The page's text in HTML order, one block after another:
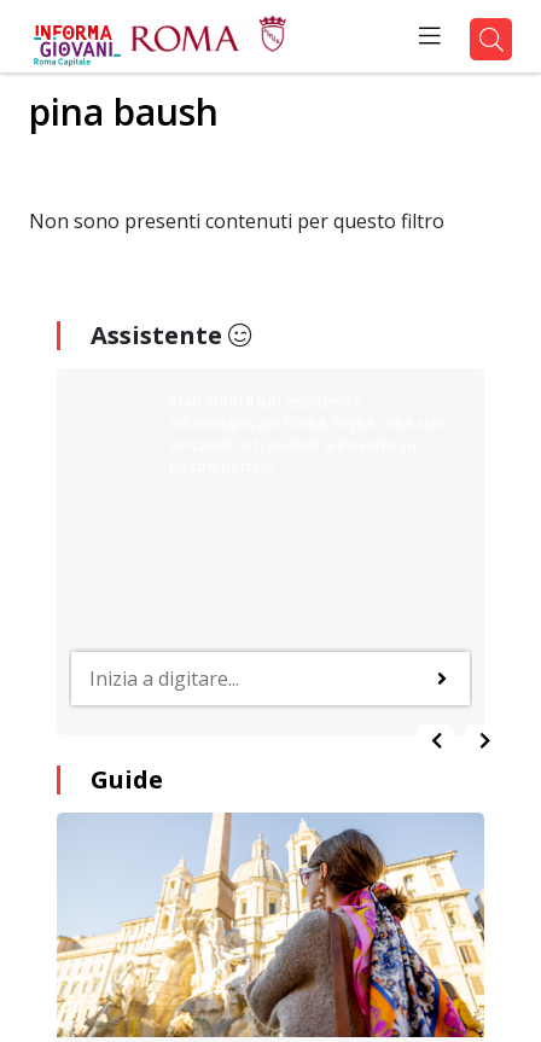
pina baush
Non sono presenti contenuti per questo filtro
Assistente
Guide